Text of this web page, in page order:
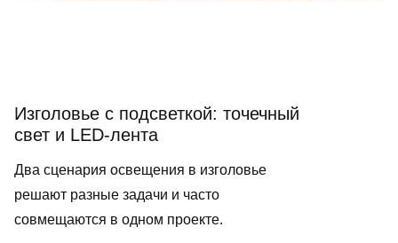
Изголовье с подсветкой: точечный
свет и LED-лента
Два сценария освещения в изголовье
решают разные задачи и часто
совмещаются в одном проекте.